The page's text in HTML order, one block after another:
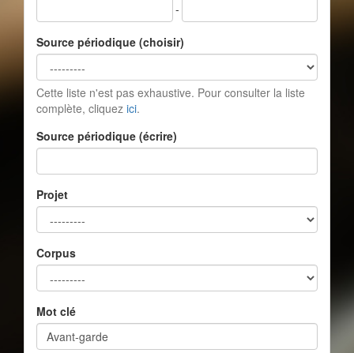
-
Source périodique (choisir)
Cette liste n'est pas exhaustive. Pour consulter la liste
complète, cliquez ici.
Source périodique (écrire)
Projet
Corpus
Mot clé